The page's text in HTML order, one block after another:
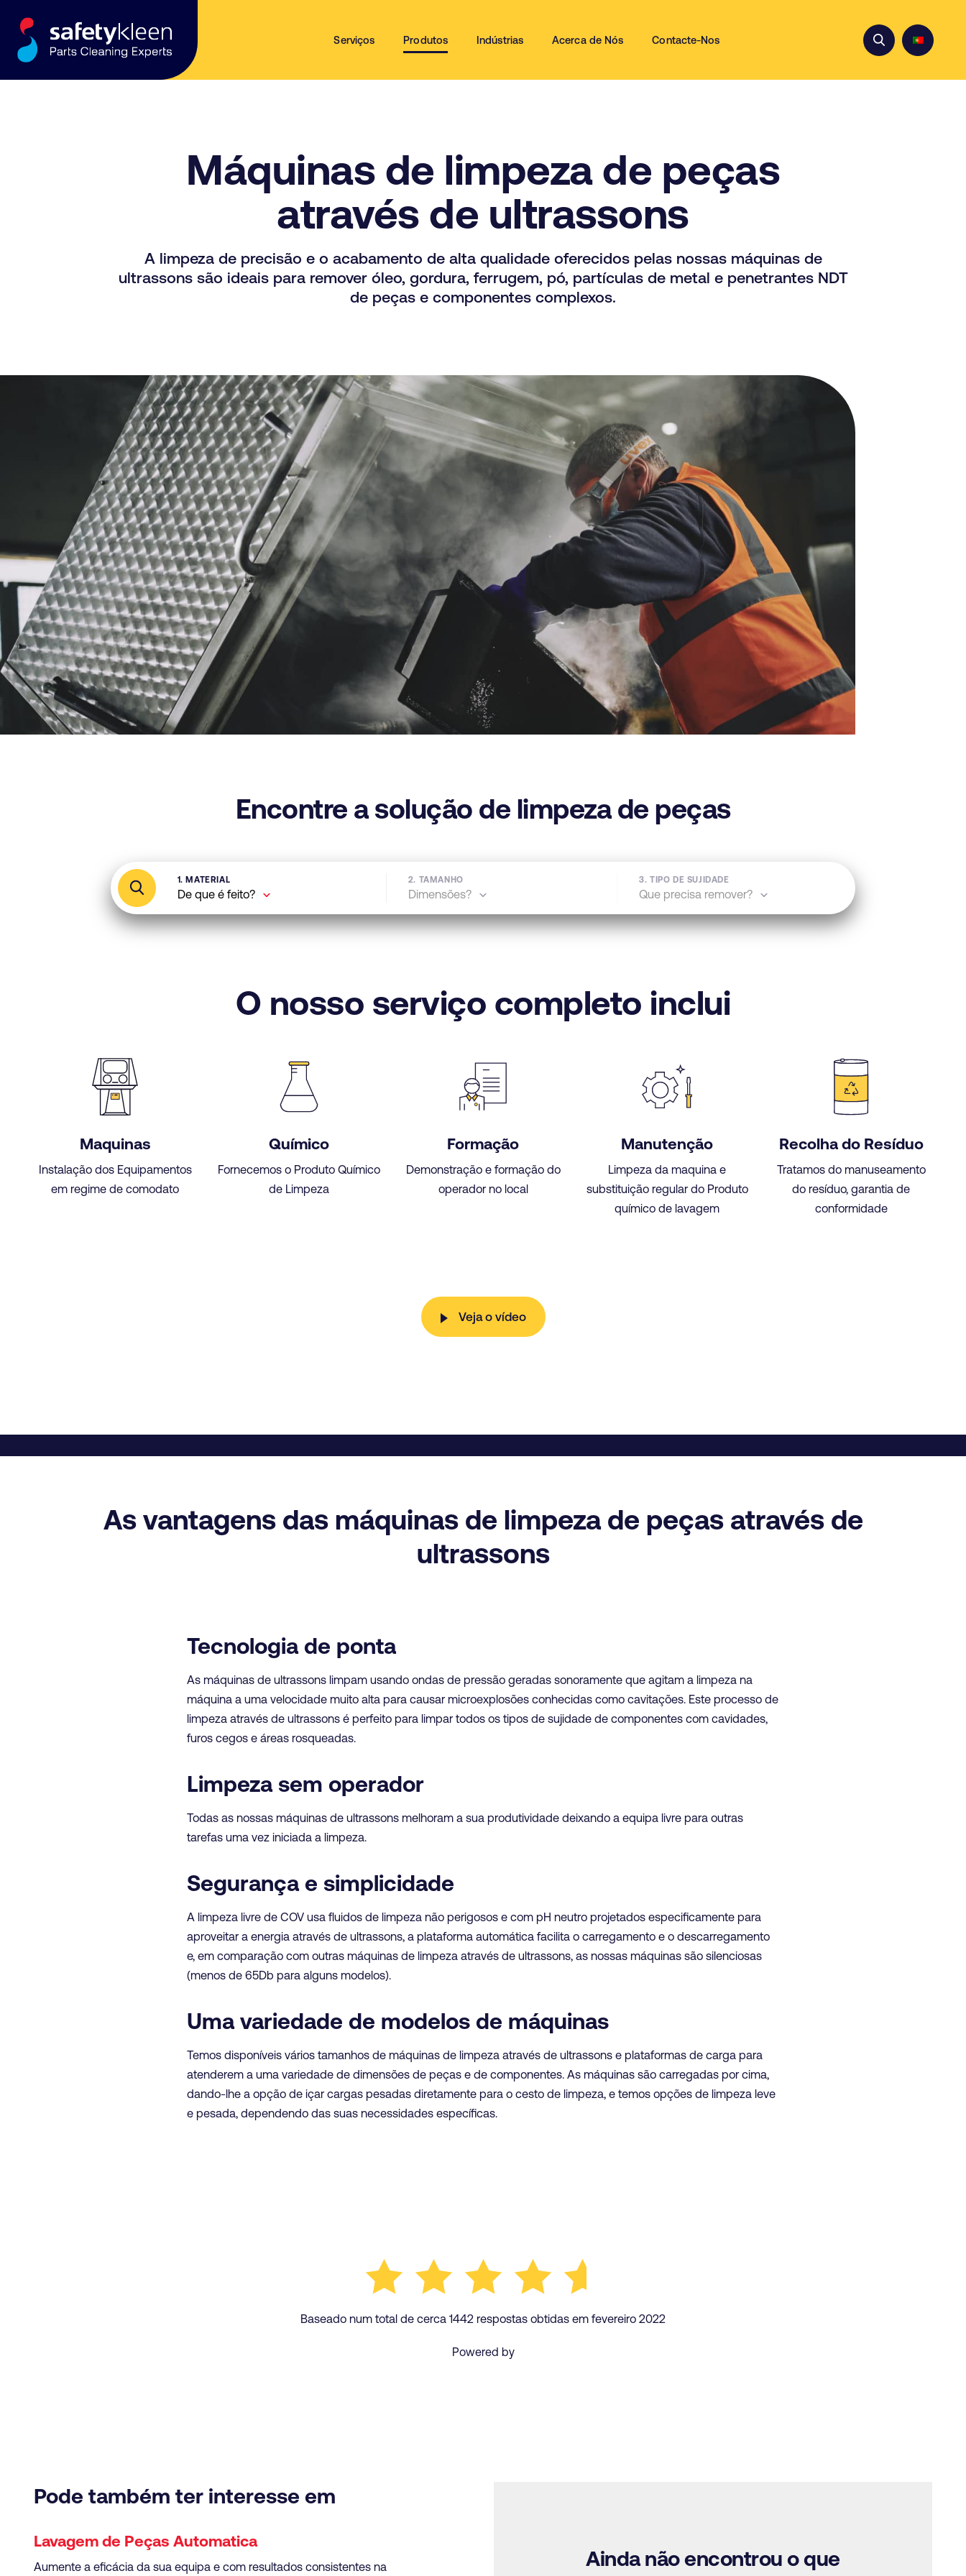
Serviços Produtos Indústrias Acerca de Nós Contacte-Nos
Máquinas de limpeza de peças
através de ultrassons
A limpeza de precisão e o acabamento de alta qualidade oferecidos pelas nossas máquinas de
ultrassons são ideais para remover óleo, gordura, ferrugem, pó, partículas de metal e penetrantes NDT
de peças e componentes complexos.
Encontre a solução de limpeza de peças
1. MATERIAL
De que é feito?
2. TAMANHO
Dimensões?
3. TIPO DE SUJIDADE
Que precisa remover?
O nosso serviço completo inclui
Maquinas
Instalação dos Equipamentos
em regime de comodato
Químico
Fornecemos o Produto Químico
de Limpeza
Formação
Demonstração e formação do
operador no local
Manutenção
Limpeza da maquina e
substituição regular do Produto
químico de lavagem
Recolha do Resíduo
Tratamos do manuseamento
do resíduo, garantia de
conformidade
Veja o vídeo
As vantagens das máquinas de limpeza de peças através de
ultrassons
Tecnologia de ponta
As máquinas de ultrassons limpam usando ondas de pressão geradas sonoramente que agitam a limpeza na
máquina a uma velocidade muito alta para causar microexplosões conhecidas como cavitações. Este processo de
limpeza através de ultrassons é perfeito para limpar todos os tipos de sujidade de componentes com cavidades,
furos cegos e áreas rosqueadas.
Limpeza sem operador
Todas as nossas máquinas de ultrassons melhoram a sua produtividade deixando a equipa livre para outras
tarefas uma vez iniciada a limpeza.
Segurança e simplicidade
A limpeza livre de COV usa fluidos de limpeza não perigosos e com pH neutro projetados especificamente para
aproveitar a energia através de ultrassons, a plataforma automática facilita o carregamento e o descarregamento
e, em comparação com outras máquinas de limpeza através de ultrassons, as nossas máquinas são silenciosas
(menos de 65Db para alguns modelos).
Uma variedade de modelos de máquinas
Temos disponíveis vários tamanhos de máquinas de limpeza através de ultrassons e plataformas de carga para
atenderem a uma variedade de dimensões de peças e de componentes. As máquinas são carregadas por cima,
dando-lhe a opção de içar cargas pesadas diretamente para o cesto de limpeza, e temos opções de limpeza leve
e pesada, dependendo das suas necessidades específicas.
Baseado num total de cerca 1442 respostas obtidas em fevereiro 2022
Powered by
Pode também ter interesse em
Lavagem de Peças Automatica
Aumente a eficácia da sua equipa e com resultados consistentes na
Ainda não encontrou o que